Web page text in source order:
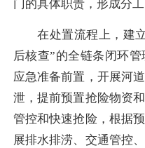
门的具体职责，形成分
在处置流程上，建
后核查”的全链条闭环
应急准备前置，开展河
泄，提前预置抢险物资
管控和快速抢险，根据
展排水排涝、交通管控